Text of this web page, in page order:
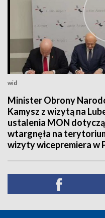
wid
Minister Obrony
Kamysz z wizytą na
ustalenia MON
wtargnęła na
wizyty wicepremiera w